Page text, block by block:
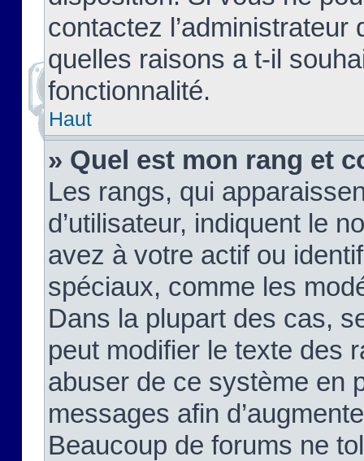
contactez
quelles raisons a t-il
fonctionnalité.
Haut
» Quel est mon rang et
Les rangs, qui
d’utilisateur, indiquent le
avez à votre actif ou
spéciaux, comme les
Dans la plupart des cas,
peut modifier le texte des
abuser de ce système en
messages afin
Beaucoup de forums ne